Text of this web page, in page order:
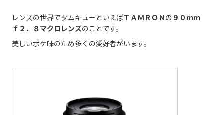
レンズの世界でタムキューといえばＴＡＭＲＯＮの ９０ｍｍ
ｆ２．８マクロレンズのことです。
美しいボケ味のため多くの愛好者がいます。